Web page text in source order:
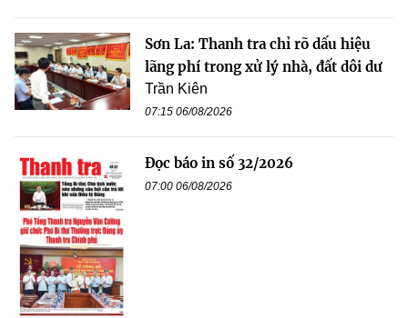
Sơn La: Thanh tra chỉ rõ dấu hiệu
lãng phí trong xử lý nhà, đất dôi dư
Trần Kiên
07:15 06/08/2026
Đọc báo in số 32/2026
07:00 06/08/2026